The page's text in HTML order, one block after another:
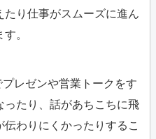
り仕事がスムーズに進ん
。
レゼンや営業トークをす
ったり、話があちこちに飛
わりにくかったりするこ